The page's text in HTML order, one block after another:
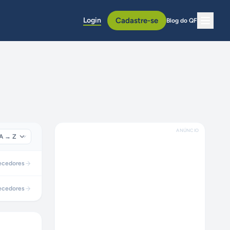
Login Cadastre-se Blog do QF
ANÚNCIO